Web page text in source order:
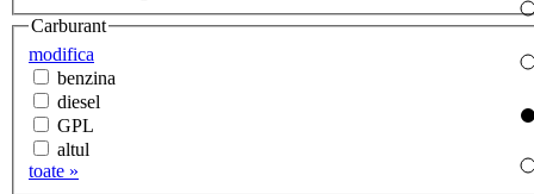
modifica
Carburant
benzina
diesel
GPL
altul
toate »